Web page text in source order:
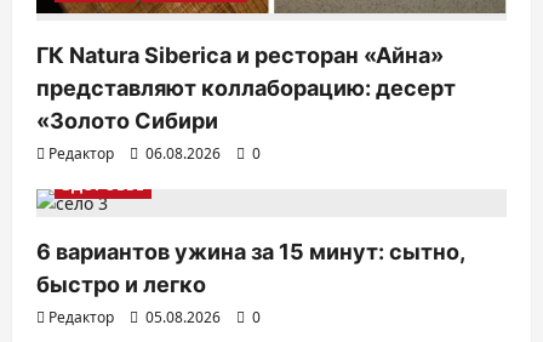
ГК Natura Siberica и ресторан «Айна»
представляют коллаборацию: десерт
«Золото Сибири
Редактор 06.08.2026
0
ЗДОРОВЬЕ
6 вариантов ужина за 15 минут: сытно,
быстро и легко
Редактор 05.08.2026
0